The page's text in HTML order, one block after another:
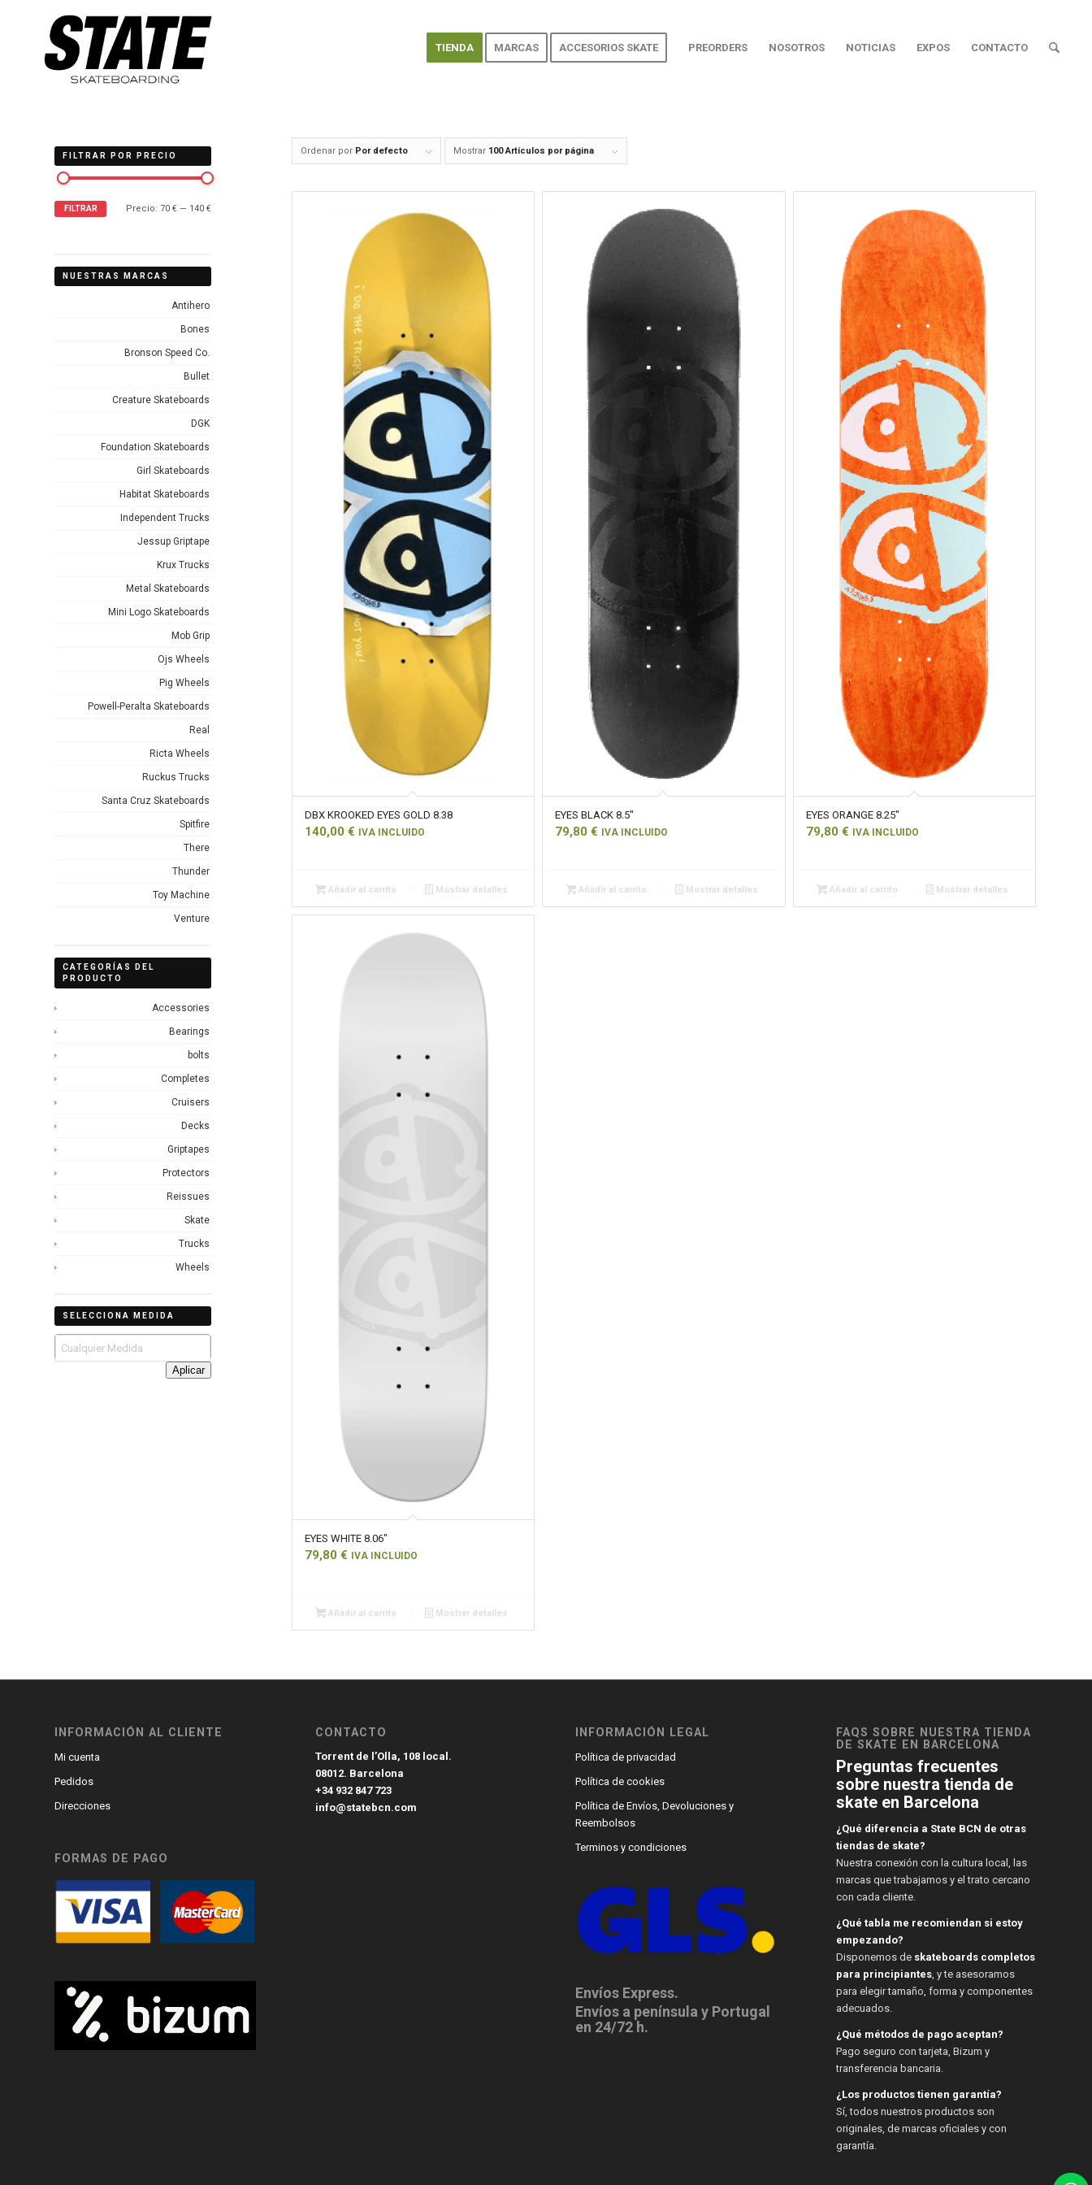
TIENDA MARCAS ACCESORIOS SKATE PREORDERS NOSOTROS NOTICIAS EXPOS CONTACTO
Ordenar por Por defecto Mostrar 100 Artículos por página
DBX KROOKED EYES GOLD 8.38
140,00 € IVA INCLUIDO
Añadir al carrito Mostrar detalles
EYES BLACK 8.5″
79,80€ IVA INCLUIDO
Añadir al carrito Mostrar detalles
EYES ORANGE 8.25″
79,80 € IVA INCLUIDO
Añadir al carrito Mostrar detalles
EYES WHITE 8.06″
79,80 € IVA INCLUIDO
Añadir al carrito Mostrar detalles
FILTRAR POR PRECIO
FILTRAR Precio: 70 € — 140 €
NUESTRAS MARCAS
Antihero
Bones
Bronson Speed Co.
Bullet
Creature Skateboards
DGK
Foundation Skateboards
Girl Skateboards
Habitat Skateboards
Independent Trucks
Jessup Griptape
Krux Trucks
Metal Skateboards
Mini Logo Skateboards
Mob Grip
Ojs Wheels
Pig Wheels
Powell-Peralta Skateboards
Real
Ricta Wheels
Ruckus Trucks
Santa Cruz Skateboards
Spitfire
There
Thunder
Toy Machine
Venture
CATEGORÍAS DEL
PRODUCTO
Accessories
Bearings
bolts
Completes
Cruisers
Decks
Griptapes
Protectors
Reissues
Skate
Trucks
Wheels
SELECCIONA MEDIDA
Aplicar
INFORMACIÓN AL CLIENTE
Mi cuenta
Pedidos
Direcciones
FORMAS DE PAGO
CONTACTO
Torrent de l’Olla, 108 local.
08012. Barcelona
+34 932 847 723
info@statebcn.com
INFORMACIÓN LEGAL
Política de privacidad
Política de cookies
Política de Envíos, Devoluciones y
Reembolsos
Terminos y condiciones
Envíos Express.
Envíos a península y Portugal
en 24/72 h.
FAQS SOBRE NUESTRA TIENDA
DE SKATE EN BARCELONA
Preguntas frecuentes
sobre nuestra tienda de
skate en Barcelona
¿Qué diferencia a State BCN de otras
tiendas de skate?
Nuestra conexión con la cultura local, las
marcas que trabajamos y el trato cercano
con cada cliente.
¿Qué tabla me recomiendan si estoy
empezando?
Disponemos de skateboards completos
para principiantes, y te asesoramos
para elegir tamaño, forma y componentes
adecuados.
¿Qué métodos de pago aceptan?
Pago seguro con tarjeta, Bizum y
transferencia bancaria.
¿Los productos tienen garantía?
Sí, todos nuestros productos son
originales, de marcas oficiales y con
garantía.